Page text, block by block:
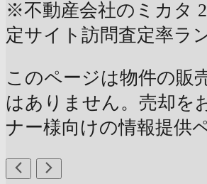
※不動産会社のミカタ
定サイト訪問査定率ラ
このページは物件の販
はありません。売却を
ナー様向けの情報提供